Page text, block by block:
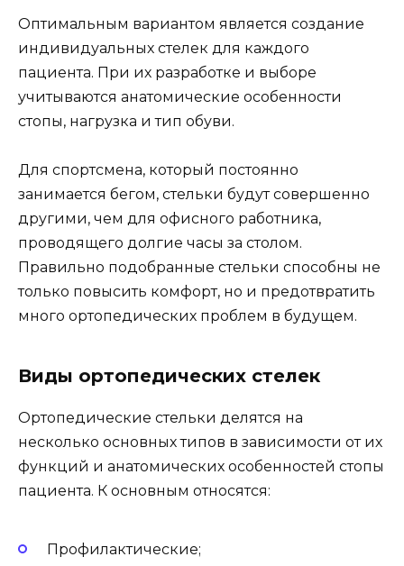
Оптимальным вариантом является создание
индивидуальных стелек для каждого
пациента. При их разработке и выборе
учитываются анатомические особенности
стопы, нагрузка и тип обуви.
Для спортсмена, который постоянно
занимается бегом, стельки будут совершенно
другими, чем для офисного работника,
проводящего долгие часы за столом.
Правильно подобранные стельки способны не
только повысить комфорт, но и предотвратить
много ортопедических проблем в будущем.
Виды ортопедических стелек
Ортопедические стельки делятся на
несколько основных типов в зависимости от их
функций и анатомических особенностей стопы
пациента. К основным относятся:
Профилактические;